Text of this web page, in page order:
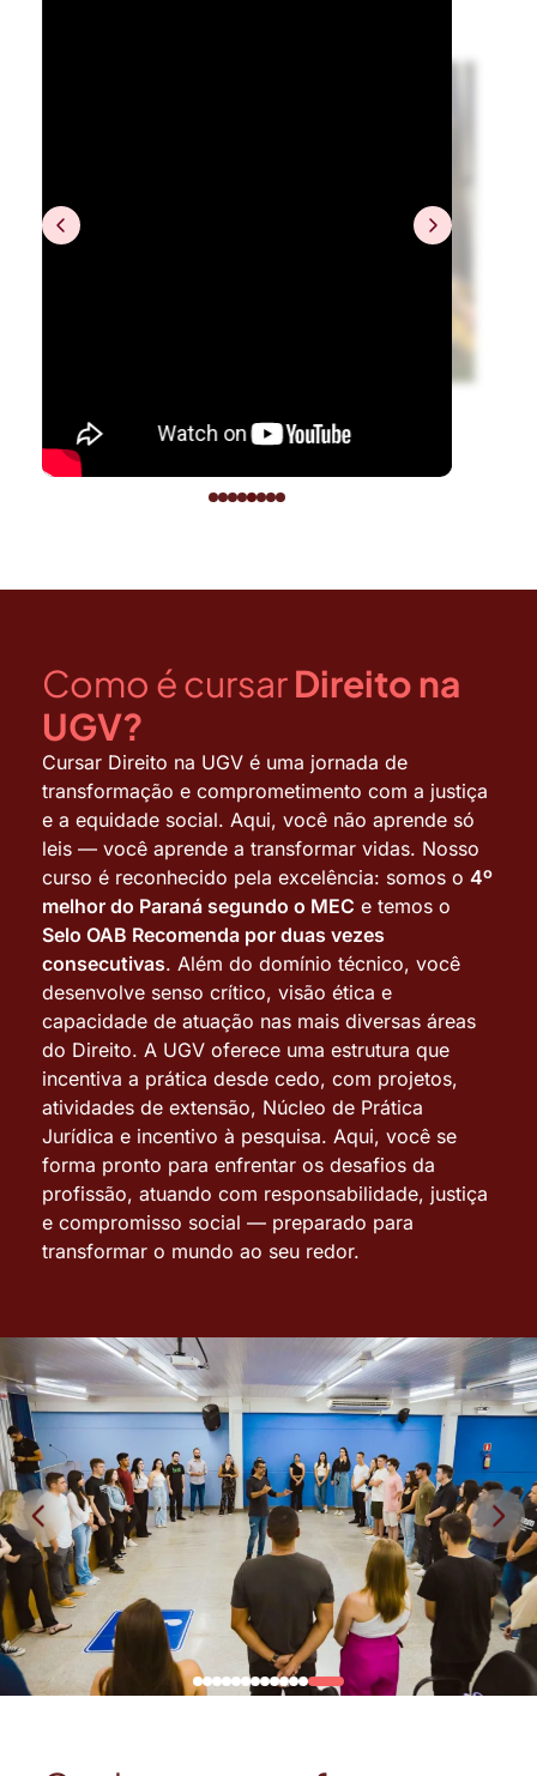
Como é cursarDireito na
UGV?
Cursar Direito na UGV é uma jornada de
transformação e comprometimento com a justiça
e a equidade social. Aqui, você não aprende só
leis — você aprende a transformar vidas. Nosso
curso é reconhecido pela excelência: somos o 4º
melhor do Paraná segundo o MEC e temos o
Selo OAB Recomenda por duas vezes
consecutivas. Além do domínio técnico, você
desenvolve senso crítico, visão ética e
capacidade de atuação nas mais diversas áreas
do Direito. A UGV oferece uma estrutura que
incentiva a prática desde cedo, com projetos,
atividades de extensão, Núcleo de Prática
Jurídica e incentivo à pesquisa. Aqui, você se
forma pronto para enfrentar os desafios da
profissão, atuando com responsabilidade, justiça
e compromisso social — preparado para
transformar o mundo ao seu redor.